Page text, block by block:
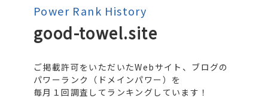
Power Rank History
good-towel.site
ご掲載許可をいただいたWebサイト、ブログの
パワーランク（ドメインパワー）を
毎月１回調査してランキングしています！